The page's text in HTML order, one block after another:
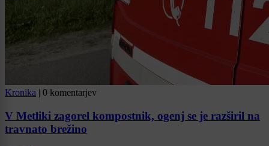
Kronika | 0 komentarjev
V Metliki zagorel kompostnik, ogenj se je razširil na
travnato brežino